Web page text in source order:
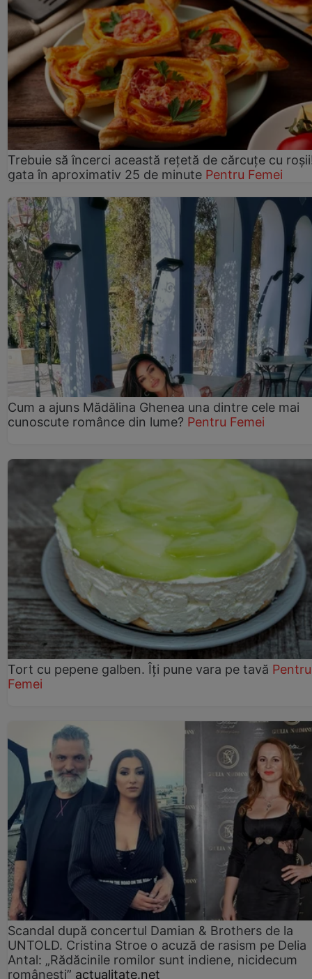
Trebuie să încerci această rețetă de cărcuțe cu
gata în aproximativ 25 de minute Pentru Femei
Cum a ajuns Mădălina Ghenea una dintre cele mai
cunoscute românce din lume? Pentru Femei
Tort cu pepene galben. Îți pune vara pe tavă Pentru
Femei
Scandal după concertul Damian & Brothers de la
UNTOLD. Cristina Stroe o acuză de rasism pe Delia
Antal: „Rădăcinile romilor sunt indiene, nicidecum
românești” actualitate.net